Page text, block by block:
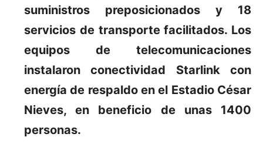
suministros preposicionados y 18
servicios de transporte facilitados. Los
equipos de telecomunicaciones
instalaron conectividad Starlink con
energía de respaldo en el Estadio César
Nieves, en beneficio de unas 1400
personas.